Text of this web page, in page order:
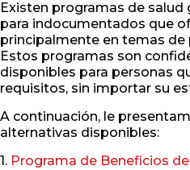
Existen programas de salud
para indocumentados que
principalmente en temas de
Estos programas son
disponibles para personas
requisitos, sin importar su
A continuación, le
alternativas disponibles:
1. Programa de Beneficios